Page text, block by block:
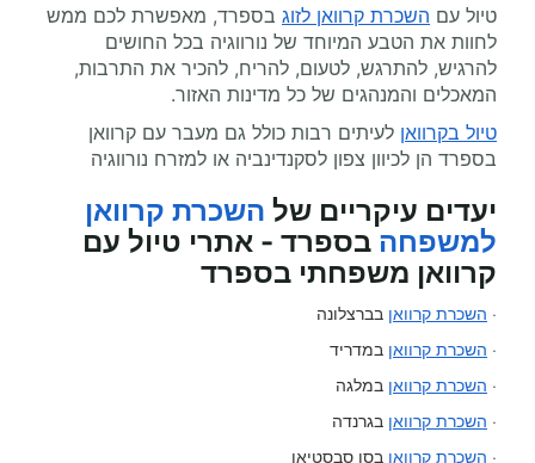
טיול עם השכרת קרוואן לזוג בספרד, מאפשרת לכם ממש
לחוות את הטבע המיוחד של נורווגיה בכל החושים
להרגיש, להתרגש, לטעום, להריח, להכיר את התרבות,
המאכלים והמנהגים של כל מדינות האזור.
טיול בקרוואן לעיתים רבות כולל גם מעבר עם קרוואן
בספרד הן לכיוון צפון לסקנדינביה או למזרח נורווגיה
יעדים עיקריים של השכרת קרוואן
למשפחה בספרד - אתרי טיול עם
קרוואן משפחתי בספרד
· השכרת קרוואן בברצלונה
· השכרת קרוואן במדריד
· השכרת קרוואן במלגה
· השכרת קרוואן בגרנדה
· השכרת קרוואן בסן סבסטיאן